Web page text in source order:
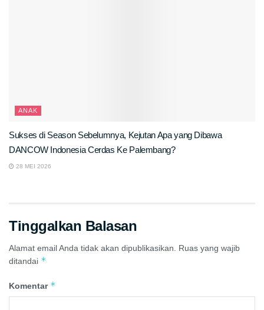
ANAK
Sukses di Season Sebelumnya, Kejutan Apa yang Dibawa
DANCOW Indonesia Cerdas Ke Palembang?
28 MEI 2026
Tinggalkan Balasan
Alamat email Anda tidak akan dipublikasikan.
Ruas yang wajib
ditandai *
Komentar *